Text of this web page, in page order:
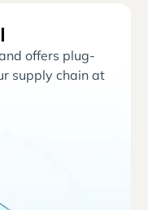
offers plug-
supply chain at